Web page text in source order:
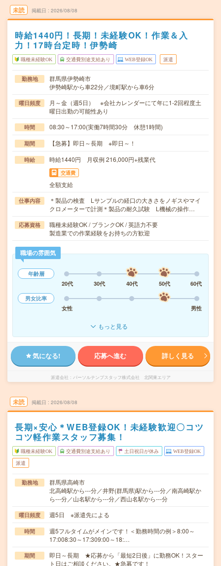
未読 掲載日 2026/08/08
時給1440円！長期！未経験OK！作業＆入
力！17時台定時！伊勢崎
職種未経験OK 交通費別途支給あり WEB登録OK 派遣
勤務地
群馬県伊勢崎市
伊勢崎駅から車22分／境町駅から車6分
曜日頻度
月～金（週5日） ※会社カレンダーにて年に1-2回程度土
曜日出勤の可能性あり
時間 08:30～17:00(実働7時間30分 休憩1時間)
期間 【急募】即日～長期 ※即日～！
時給 時給1440円 月収例 216,000円+残業代
交通費
全額支給
仕事内容
＊製品の検査 Lサンプルの経口の大きさをノギスやマイ
クロメーターで計測＊製品の耐久試験 L機械の操作…
応募資格
職種未経験OK / ブランクOK / 英語力不要
製造業での作業経験をお持ちの方歓迎
職場の雰囲気
年齢層
20代
30代 40代 50代
60代
男女比率
女性
男性
もっと見る
気になる! 応募へ進む 詳しく見る
派遣会社 パーソルテンプスタッフ株式会社 北関東エリア
未読 掲載日 2026/08/08
長期×安心＊WEB登録OK！未経験歓迎〇コツ
コツ軽作業スタッフ募集！
職種未経験OK 交通費別途支給あり 土日祝日が休み WEB登録OK
派遣
勤務地
群馬県高崎市
北高崎駅から---分／井野(群馬県)駅から---分／南高崎駅か
ら---分／山名駅から---分／西山名駅から---分
曜日頻度 週5日 ※派遣先による
時間
週5フルタイムがメインです！＜勤務時間の例＞8:00～
17:008:30～17:309:00～18:…
期間
即日～長期 ★応募から「最短2日後」に勤務OK！スター
ト日はご相談ください。★急募です！